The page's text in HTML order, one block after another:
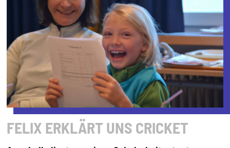
FELIX ERKLÄRT UNS CRICKET